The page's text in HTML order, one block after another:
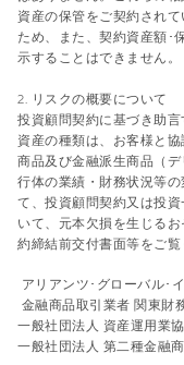
資産の保管をご契約され
ため、また、契約資産額･
示することはできません。
2. リスクの概要について
投資顧問契約に基づき助
資産の種類は、お客様と
商品及び金融派生商品（
行体の業績・財務状況等
て、投資顧問契約又は投
いて、元本欠損を生じる
約締結前交付書面等をご覧
アリアンツ･グローバル･
金融商品取引業者 関東財
一般社団法人 資産運用業
一般社団法人 第二種金融